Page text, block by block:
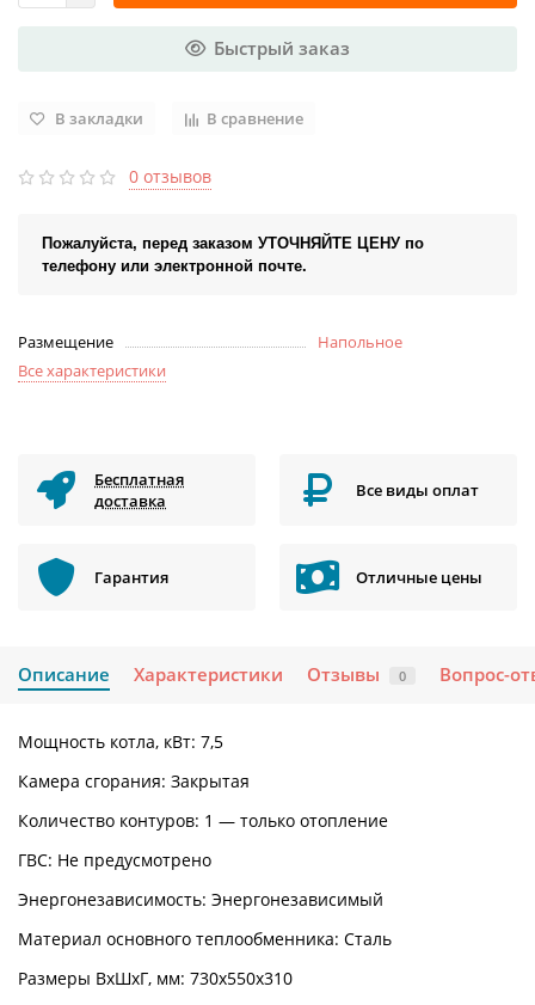
Быстрый заказ
В закладки В сравнение
0 отзывов
Пожалуйста, перед заказом УТОЧНЯЙТЕ ЦЕНУ по
телефону или электронной почте.
Размещение
Напольное
Все характеристики
Бесплатная
доставка
Все виды оплат
Гарантия Отличные цены
Описание Характеристики Отзывы 0 Вопрос-
Мощность котла, кВт: 7,5
Камера сгорания: Закрытая
Количество контуров: 1 — только отопление
ГВС: Не предусмотрено
Энергонезависимость: Энергонезависимый
Материал основного теплообменника: Сталь
Размеры ВхШхГ, мм: 730х550х310